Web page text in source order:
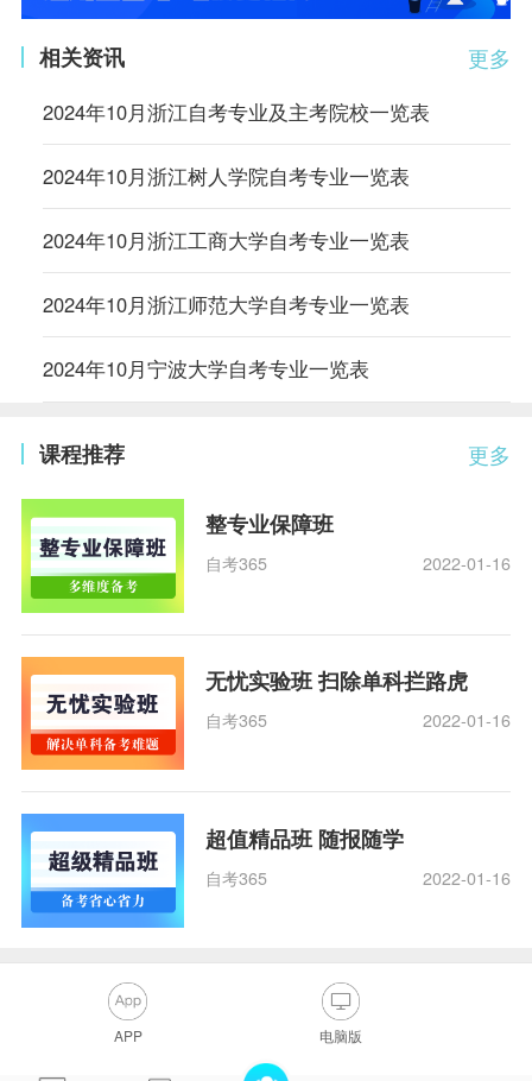
更多
相关资讯
2024年10月浙江自考专业及主考院校一览表
2024年10月浙江树人学院自考专业一览表
2024年10月浙江工商大学自考专业一览表
2024年10月浙江师范大学自考专业一览表
2024年10月宁波大学自考专业一览表
更多
课程推荐
整专业保障班
自考365 2022-01-16
无忧实验班 扫除单科拦路虎
自考365 2022-01-16
超值精品班 随报随学
自考365 2022-01-16
APP 电脑版